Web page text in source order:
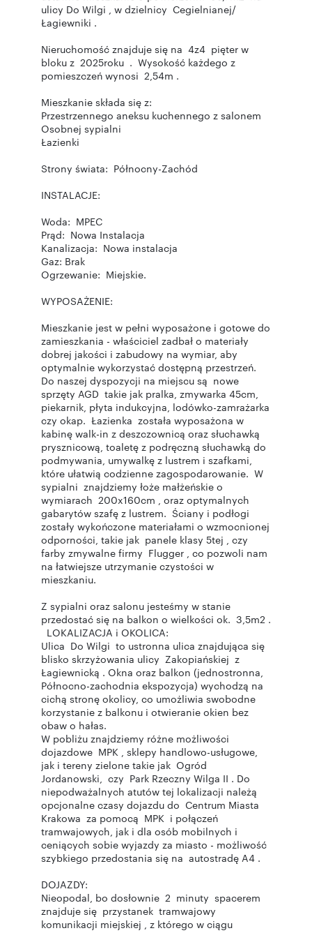
ulicy Do Wilgi , w dzielnicy Cegielnianej/
Łagiewniki .
Nieruchomość znajduje się na 4z4 pięter w
bloku z 2025roku . Wysokość każdego z
pomieszczeń wynosi 2,54m .
Mieszkanie składa się z:
Przestrzennego aneksu kuchennego z salonem
Osobnej sypialni
Łazienki
Strony świata: Północny-Zachód
INSTALACJE:
Woda: MPEC
Prąd: Nowa Instalacja
Kanalizacja: Nowa instalacja
Gaz: Brak
Ogrzewanie: Miejskie.
WYPOSAŻENIE:
Mieszkanie jest w pełni wyposażone i gotowe do
zamieszkania - właściciel zadbał o materiały
dobrej jakości i zabudowy na wymiar, aby
optymalnie wykorzystać dostępną przestrzeń.
Do naszej dyspozycji na miejscu są nowe
sprzęty AGD takie jak pralka, zmywarka 45cm,
piekarnik, płyta indukcyjna, lodówko-zamrażarka
czy okap. Łazienka została wyposażona w
kabinę walk-in z deszczownicą oraz słuchawką
prysznicową, toaletę z podręczną słuchawką do
podmywania, umywalkę z lustrem i szafkami,
które ułatwią codzienne zagospodarowanie. W
sypialni znajdziemy łoże małżeńskie o
wymiarach 200x160cm , oraz optymalnych
gabarytów szafę z lustrem. Ściany i podłogi
zostały wykończone materiałami o wzmocnionej
odporności, takie jak panele klasy 5tej , czy
farby zmywalne firmy Flugger , co pozwoli nam
na łatwiejsze utrzymanie czystości w
mieszkaniu.
Z sypialni oraz salonu jesteśmy w stanie
przedostać się na balkon o wielkości ok. 3,5m2 .
LOKALIZACJA i OKOLICA:
Ulica Do Wilgi to ustronna ulica znajdująca się
blisko skrzyżowania ulicy Zakopiańskiej z
Łagiewnicką . Okna oraz balkon (jednostronna,
Północno-zachodnia ekspozycja) wychodzą na
cichą stronę okolicy, co umożliwia swobodne
korzystanie z balkonu i otwieranie okien bez
obaw o hałas.
W pobliżu znajdziemy różne możliwości
dojazdowe MPK , sklepy handlowo-usługowe,
jak i tereny zielone takie jak Ogród
Jordanowski, czy Park Rzeczny Wilga II . Do
niepodważalnych atutów tej lokalizacji należą
opcjonalne czasy dojazdu do Centrum Miasta
Krakowa za pomocą MPK i połączeń
tramwajowych, jak i dla osób mobilnych i
ceniących sobie wyjazdy za miasto - możliwość
szybkiego przedostania się na autostradę A4 .
DOJAZDY:
Nieopodal, bo dosłownie 2 minuty spacerem
znajduje się przystanek tramwajowy
komunikacji miejskiej , z którego w ciągu